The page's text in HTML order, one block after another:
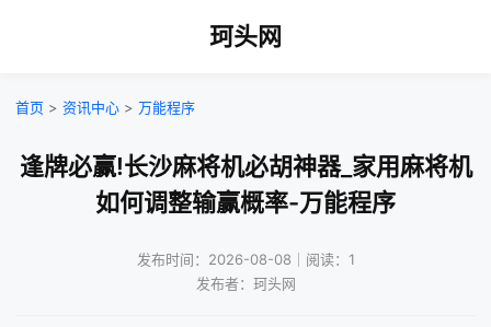
珂头网
首页 > 资讯中心 > 万能程序
逢牌必赢!长沙麻将机必胡神器_家用麻将机
如何调整输赢概率-万能程序
发布时间：2026-08-08｜阅读：1
发布者：珂头网